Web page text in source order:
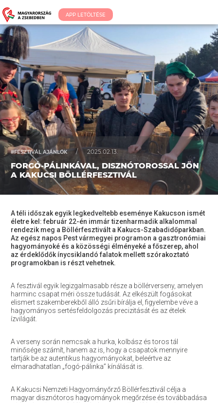
APP LETÖLTÉSE
#FESZTIVÁL AJÁNLÓK / 2025.02.13.
FORGÓ-PÁLINKÁVAL, DISZNÓTOROSSAL JÖN
A KAKUCSI BÖLLÉRFESZTIVÁL
A téli időszak egyik legkedveltebb eseménye Kakucson ismét
életre kel: február 22-én immár tizenharmadik alkalommal
rendezik meg a Böllérfesztivált a Kakucs-Szabadidőparkban.
Az egész napos Pest vármegyei programon a gasztronómiai
hagyományoké és a közösségi élményeké a főszerep, ahol
az érdeklődők ínycsiklandó falatok mellett szórakoztató
programokban is részt vehetnek.
A fesztivál egyik legizgalmasabb része a böllérverseny, amelyen
harminc csapat méri össze tudását. Az elkészült fogásokat
elismert szakemberekből álló zsűri bírálja el, figyelembe véve a
hagyományos sertésfeldolgozás precizitását és az ételek
ízvilágát.
A verseny során nemcsak a hurka, kolbász és toros tál
minősége számít, hanem az is, hogy a csapatok mennyire
tartják be az autentikus hagyományokat, beleértve az
elmaradhatatlan „fogó-pálinka” kínálását is.
A Kakucsi Nemzeti Hagyományőrző Böllérfesztivál célja a
magyar disznótoros hagyományok megőrzése és továbbadása